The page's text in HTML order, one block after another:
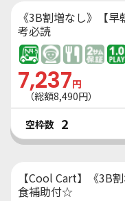
《3B割増なし》【
考必読
7,237円
（総額8,490円）
空枠数 2
【Cool Cart】《3B
食補助付☆